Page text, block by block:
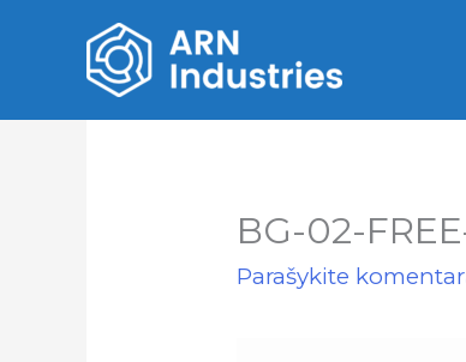
BG-02-
Parašykite